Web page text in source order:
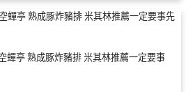
蟬亭 熟成豚炸豬排 米其林推薦一定要事